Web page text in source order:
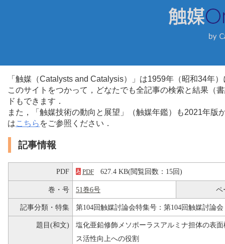
「触媒（Catalysts and Catalysis）」は1959年（昭和34年
このサイトをつかって，どなたでも全記事の検索と結果（
ドもできます．
また，「触媒技術の動向と展望」（触媒年鑑）も2021年
はこちら をご参照ください．
記事情報
PDF PDF 627.4 KB(閲覧回数：15回)
巻・号 51巻6号 ペ
記事分類・特集 第104回触媒討論会特集号：第104回触媒討論会
題目(和文)
塩化亜鉛修飾メソポーラスアルミナ担体の表面
ス活性向上への役割